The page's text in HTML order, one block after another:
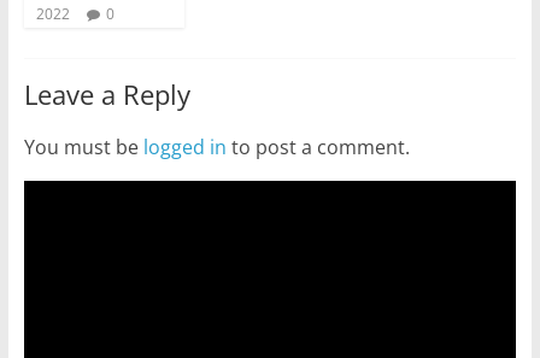
2022
0
Leave a Reply
You must be logged in to post a comment.